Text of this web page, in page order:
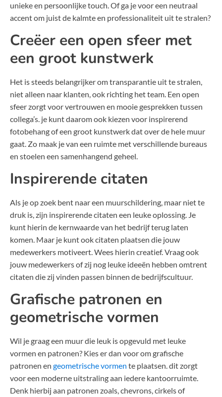
unieke en persoonlijke touch. Of ga je voor een neutraal
accent om juist de kalmte en professionaliteit uit te stralen?
Creëer een open sfeer met
een groot kunstwerk
Het is steeds belangrijker om transparantie uit te stralen,
niet alleen naar klanten, ook richting het team. Een open
sfeer zorgt voor vertrouwen en mooie gesprekken tussen
collega’s. je kunt daarom ook kiezen voor inspirerend
fotobehang of een groot kunstwerk dat over de hele muur
gaat. Zo maak je van een ruimte met verschillende bureaus
en stoelen een samenhangend geheel.
Inspirerende citaten
Als je op zoek bent naar een muurschildering, maar niet te
druk is, zijn inspirerende citaten een leuke oplossing. Je
kunt hierin de kernwaarde van het bedrijf terug laten
komen. Maar je kunt ook citaten plaatsen die jouw
medewerkers motiveert. Wees hierin creatief. Vraag ook
jouw medewerkers of zij nog leuke ideeën hebben omtrent
citaten die zij vinden passen binnen de bedrijfscultuur.
Grafische patronen en
geometrische vormen
Wil je graag een muur die leuk is opgevuld met leuke
vormen en patronen? Kies er dan voor om grafische
patronen en geometrische vormen te plaatsen. dit zorgt
voor een moderne uitstraling aan iedere kantoorruimte.
Denk hierbij aan patronen zoals, chevrons, cirkels of